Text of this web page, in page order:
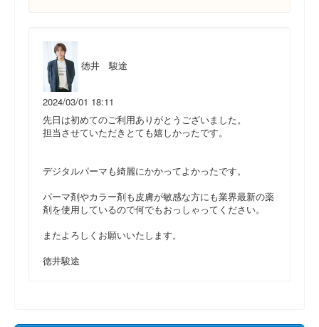
徳井 駿途
2024/03/01 18:11
先日は初めてのご利用ありがとうございました。
担当させていただきとても嬉しかったです。
デジタルパーマも綺麗にかかってよかったです。
パーマ剤やカラー剤も皮膚が敏感な方にも業界最新の薬
剤を使用しているので何でもおっしゃってください。
またよろしくお願いいたします。
徳井駿途